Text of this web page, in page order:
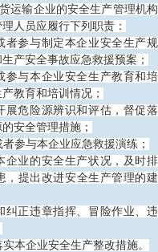
运输企业的安全生产管理机构
人员应履行下列职责：
者参与制定本企业安全生产规
产安全事故应急救援预案；
参与本企业安全生产教育和培
教育和培训情况；
展危险源辨识和评估，督促落
安全管理措施；
者参与本企业应急救援演练；
企业的安全生产状况，及时排
，提出改进安全生产管理的建
纠正违章指挥、冒险作业、违
实本企业安全生产整改措施。